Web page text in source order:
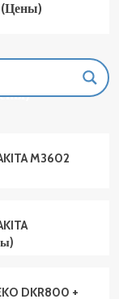
(Цены)
M3602
DKR800 +